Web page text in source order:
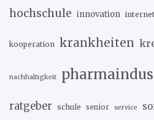
hochschule innovation
kooperation krankheiten
nachhaltigkeit
ratgeber schule senior service